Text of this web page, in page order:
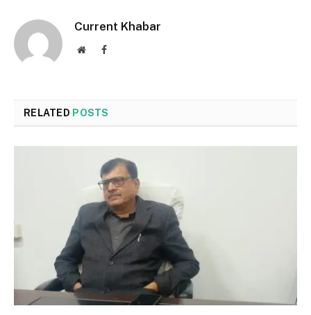
Current Khabar
WebsiteFacebook
RELATED POSTS